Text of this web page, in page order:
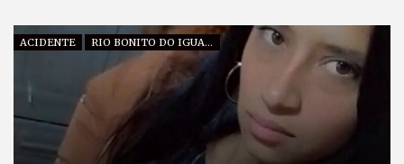
ACIDENTE RIO BONITO DO IGUAÇU